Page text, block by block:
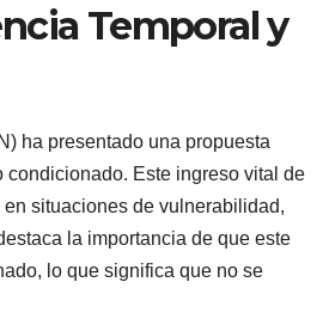
Temporal y
ha presentado una propuesta
Este ingreso vital de
situaciones de vulnerabilidad,
la importancia de que este
lo que significa que no se